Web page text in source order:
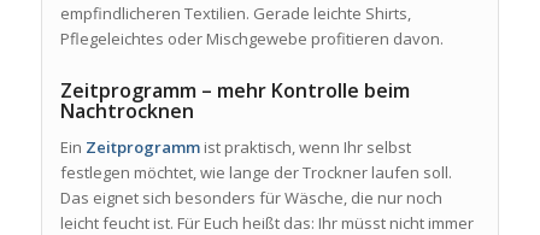
empfindlicheren Textilien. Gerade leichte Shirts,
Pflegeleichtes oder Mischgewebe profitieren davon.
Zeitprogramm – mehr Kontrolle beim
Nachtrocknen
Ein Zeitprogrammist praktisch, wenn Ihr selbst
festlegen möchtet, wie lange der Trockner laufen soll.
Das eignet sich besonders für Wäsche, die nur noch
leicht feucht ist. Für Euch heißt das: Ihr müsst nicht immer